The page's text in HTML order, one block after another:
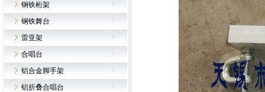
钢铁桁架
钢铁舞台
雷亚架
合唱台
铝合金脚手架
铝折叠合唱台